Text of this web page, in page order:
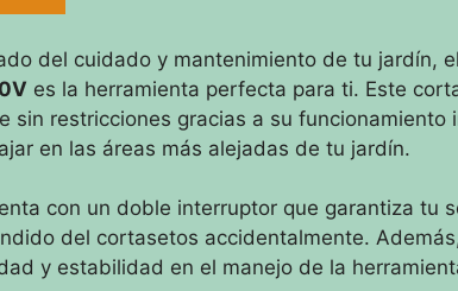
del cuidado y mantenimiento de tu jardín, el
es la herramienta perfecta para ti. Este
sin restricciones gracias a su funcionamiento
en las áreas más alejadas de tu jardín.
con un doble interruptor que garantiza tu
del cortasetos accidentalmente.
y estabilidad en el manejo de la